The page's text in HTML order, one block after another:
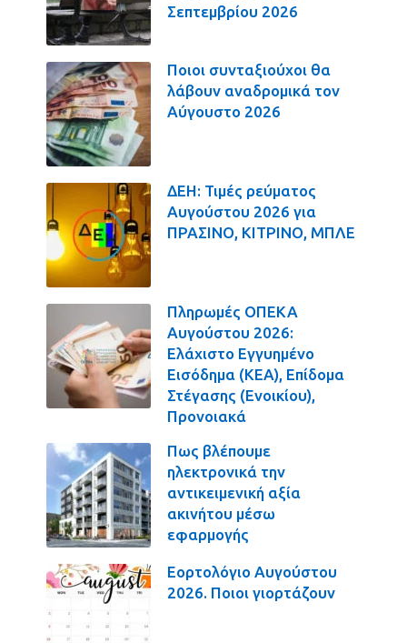
Σεπτεμβρίου 2026
Ποιοι συνταξιούχοι θα
λάβουν αναδρομικά τον
Αύγουστο 2026
ΔΕΗ: Τιμές ρεύματος
Αυγούστου 2026 για
ΠΡΑΣΙΝΟ, ΚΙΤΡΙΝΟ, ΜΠΛΕ
Πληρωμές ΟΠΕΚΑ
Αυγούστου 2026:
Ελάχιστο Εγγυημένο
Εισόδημα (ΚΕΑ), Επίδομα
Στέγασης (Ενοικίου),
Προνοιακά
Πως βλέπουμε
ηλεκτρονικά την
αντικειμενική αξία
ακινήτου μέσω
εφαρμογής
Εορτολόγιο Αυγούστου
2026. Ποιοι γιορτάζουν